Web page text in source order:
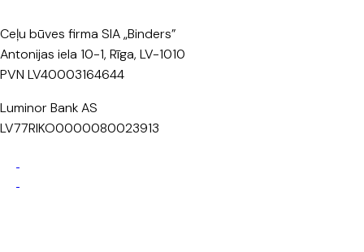
Ceļu būves firma SIA „Binders”
Antonijas iela 10-1, Rīga, LV-1010
PVN LV40003164644
Luminor Bank AS
LV77RIKO0000080023913